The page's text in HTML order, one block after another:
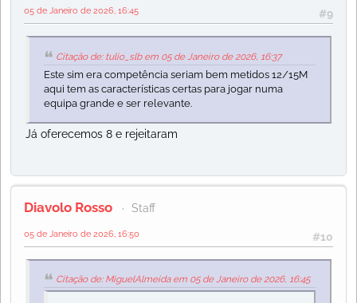
#9
05 de Janeiro de 2026, 16:45
Citação de: tulio_slb em 05 de Janeiro de 2026, 16:37
Este sim era competência seriam bem metidos 12/15M
aqui tem as características certas para jogar numa
equipa grande e ser relevante.
Já oferecemos 8 e rejeitaram
Diavolo Rosso Staff
#10
05 de Janeiro de 2026, 16:50
Citação de: MiguelAlmeida em 05 de Janeiro de 2026, 16:45